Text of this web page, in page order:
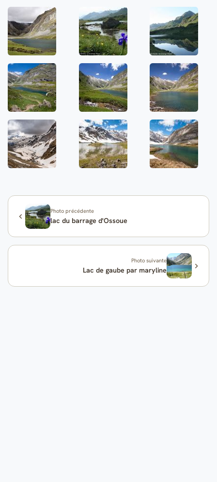
Photo précédente
lac du barrage d'Ossoue
Photo suivante
Lac de gaube par maryline